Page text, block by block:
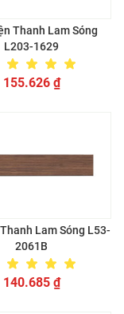
Thanh Lam Sóng
L203-1629
155.626 ₫
Lam Sóng L53-
2061B
140.685 ₫